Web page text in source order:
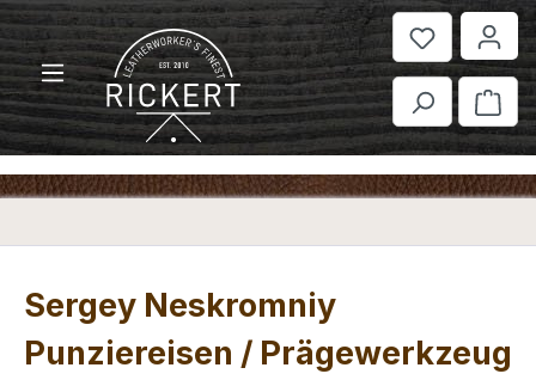
Zum Hauptinhalt springen
Sergey Neskromniy
Punziereisen / Prägewerkzeug